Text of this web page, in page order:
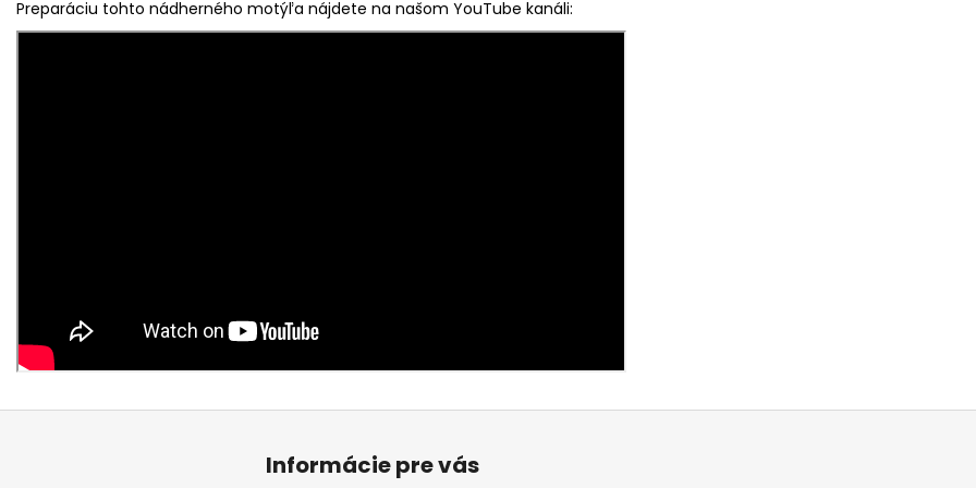
Preparáciu tohto nádherného motýľa nájdete na našom YouTube kanáli:
Informácie pre vás